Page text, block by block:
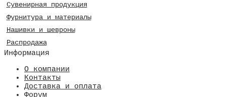
Сувенирная продукция
Фурнитура и материалы
Нашивки и шевроны
Распродажа
Информация
О компании
Контакты
Доставка и оплата
Форум